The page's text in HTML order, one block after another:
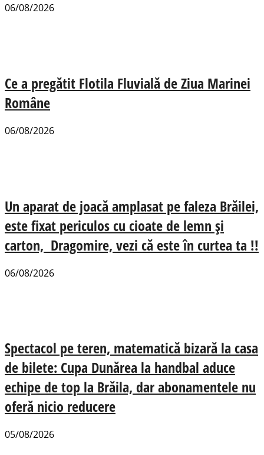
06/08/2026
Ce a pregătit Flotila Fluvială de Ziua Marinei
Române
06/08/2026
Un aparat de joacă amplasat pe faleza Brăilei,
este fixat periculos cu cioate de lemn și
carton, Dragomire, vezi că este în curtea ta !!
06/08/2026
Spectacol pe teren, matematică bizară la casa
de bilete: Cupa Dunărea la handbal aduce
echipe de top la Brăila, dar abonamentele nu
oferă nicio reducere
05/08/2026